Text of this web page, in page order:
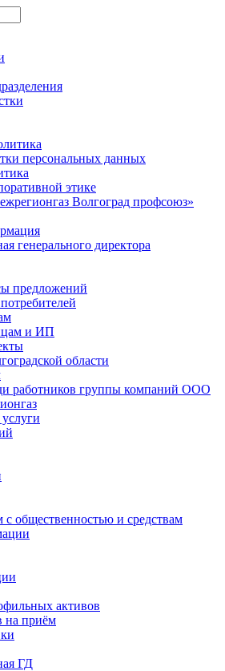
персональных данных
этике
Волгоград профсоюз»
генерального директора
предложений
и ИП
области
работников группы компаний ООО
с общественностью и средствам
активов
на приём
ГД